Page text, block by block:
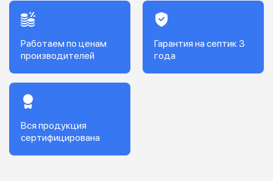
Работаем по ценам
производителей
Гарантия на септик 3
года
Вся продукция
сертифицирована